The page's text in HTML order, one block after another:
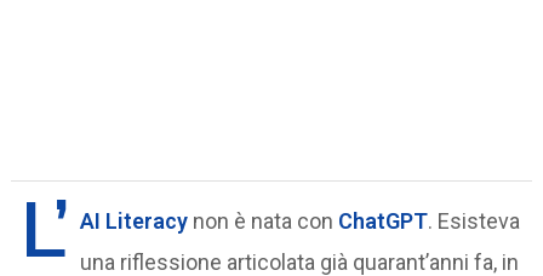
L’ AI Literacy non è nata con ChatGPT. Esisteva
una riflessione articolata già quarant’anni fa, in